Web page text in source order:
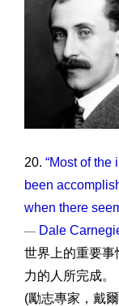
20. “Most of the
been
when there
— Dale
世界上的重要事
力的人所完成。
(勵志專家，戴